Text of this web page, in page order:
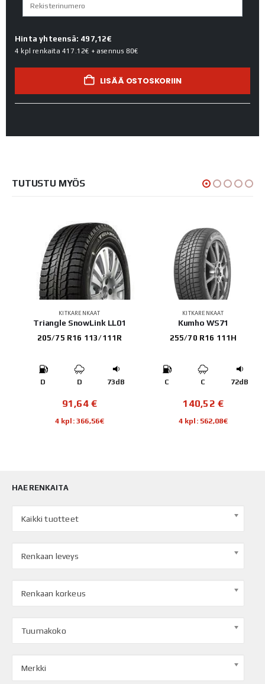
Hinta yhteensä: 497,12€
4 kpl renkaita 417.12€ + asennus 80€
LISÄÄ OSTOSKORIIN
TUTUSTU MYÖS
KITKARENKAAT
Kumho WS71
255/70 R16 111H
C C 72dB
140,52€
4 kpl: 562,08€
KITKARENKAAT
VIKINGCONTACT 8
155/70 R19 88Q
179,49
4 kpl: 717,96€
HAE RENKAITA
Kaikki tuotteet
Renkaan leveys
Renkaan korkeus
Tuumakoko
Merkki